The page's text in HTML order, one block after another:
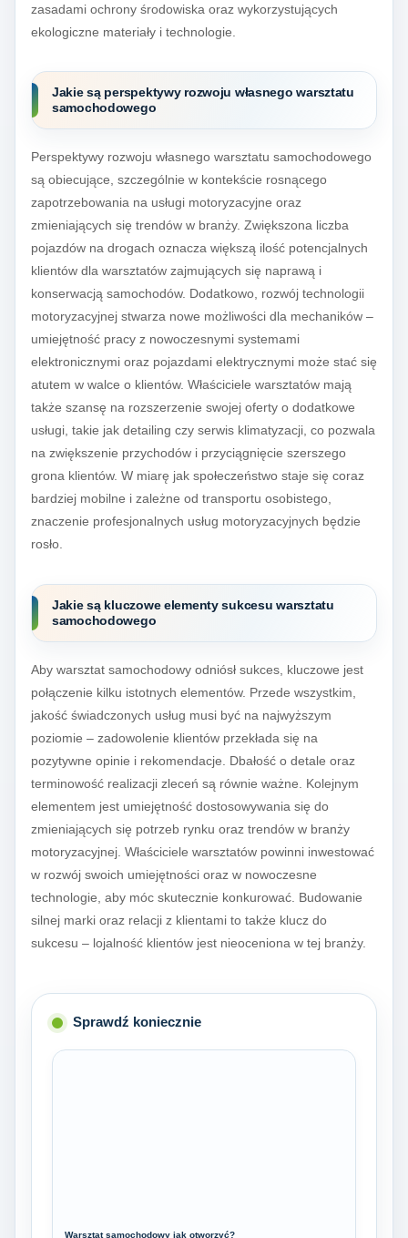
zasadami ochrony środowiska oraz wykorzystujących
ekologiczne materiały i technologie.
Jakie są perspektywy rozwoju własnego warsztatu
samochodowego
Perspektywy rozwoju własnego warsztatu samochodowego
są obiecujące, szczególnie w kontekście rosnącego
zapotrzebowania na usługi motoryzacyjne oraz
zmieniających się trendów w branży. Zwiększona liczba
pojazdów na drogach oznacza większą ilość potencjalnych
klientów dla warsztatów zajmujących się naprawą i
konserwacją samochodów. Dodatkowo, rozwój technologii
motoryzacyjnej stwarza nowe możliwości dla mechaników –
umiejętność pracy z nowoczesnymi systemami
elektronicznymi oraz pojazdami elektrycznymi może stać się
atutem w walce o klientów. Właściciele warsztatów mają
także szansę na rozszerzenie swojej oferty o dodatkowe
usługi, takie jak detailing czy serwis klimatyzacji, co pozwala
na zwiększenie przychodów i przyciągnięcie szerszego
grona klientów. W miarę jak społeczeństwo staje się coraz
bardziej mobilne i zależne od transportu osobistego,
znaczenie profesjonalnych usług motoryzacyjnych będzie
rosło.
Jakie są kluczowe elementy sukcesu warsztatu
samochodowego
Aby warsztat samochodowy odniósł sukces, kluczowe jest
połączenie kilku istotnych elementów. Przede wszystkim,
jakość świadczonych usług musi być na najwyższym
poziomie – zadowolenie klientów przekłada się na
pozytywne opinie i rekomendacje. Dbałość o detale oraz
terminowość realizacji zleceń są równie ważne. Kolejnym
elementem jest umiejętność dostosowywania się do
zmieniających się potrzeb rynku oraz trendów w branży
motoryzacyjnej. Właściciele warsztatów powinni inwestować
w rozwój swoich umiejętności oraz w nowoczesne
technologie, aby móc skutecznie konkurować. Budowanie
silnej marki oraz relacji z klientami to także klucz do
sukcesu – lojalność klientów jest nieoceniona w tej branży.
Sprawdź koniecznie
Warsztat samochodowy jak otworzyć?